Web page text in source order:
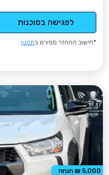
לפגישה בסוכנות
*חישוב ההחזר מפורט בתקנון
5,000 ₪ הנחה